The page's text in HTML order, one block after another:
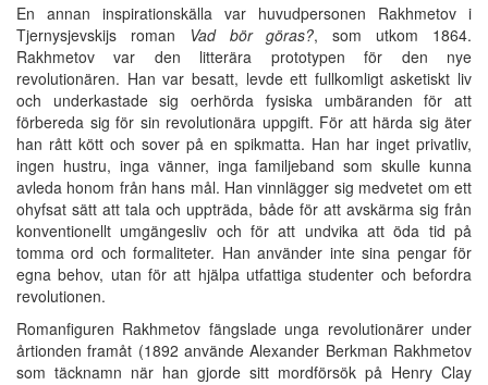
En annan inspirationskälla var huvudpersonen Rakhmetov i
Tjernysjevskijs roman
Vad bör göras?, som utkom 1864.
Rakhmetov var den litterära prototypen för den nye
revolutionären. Han var besatt, levde ett fullkomligt asketiskt liv
och underkastade sig oerhörda fysiska umbäranden för att
förbereda sig för sin revolutionära uppgift. För att härda sig äter
han rått kött och sover på en spikmatta. Han har inget privatliv,
ingen hustru, inga vänner, inga familjeband som skulle kunna
avleda honom från hans mål. Han vinnlägger sig medvetet om ett
ohyfsat sätt att tala och uppträda, både för att avskärma sig från
konventionellt umgängesliv och för att undvika att öda tid på
tomma ord och formaliteter. Han använder inte sina pengar för
egna behov, utan för att hjälpa utfattiga studenter och befordra
revolutionen.
Romanfiguren Rakhmetov fängslade unga revolutionärer under
årtionden framåt (1892 använde Alexander Berkman Rakhmetov
som täcknamn när han gjorde sitt mordförsök på Henry Clay